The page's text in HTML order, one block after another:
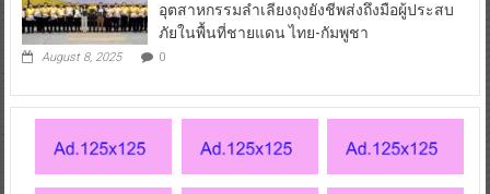
อุตสาหกรรมลำเลียงถุงยังชีพส่งถึงมือผู้ประสบ
ภัยในพื้นที่ชายแดน ไทย-กัมพูชา
August 8, 2025 0